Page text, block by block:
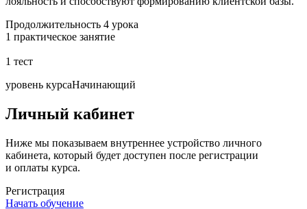
Продолжительность 4 урока
1 практическое занятие
1 тест
уровень курсаНачинающий
Личный кабинет
Ниже мы показываем внутреннее устройство личного
кабинета, который будет доступен после регистрации
и оплаты курса.
Регистрация
Начать обучение